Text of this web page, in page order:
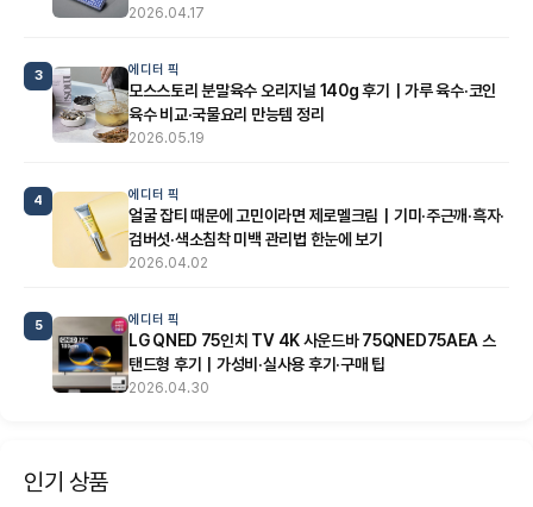
2026.04.17
3 에디터 픽
모스스토리 분말육수 오리지널 140g 후기｜가루 육수·코인
육수 비교·국물요리 만능템 정리
2026.05.19
4 에디터 픽
얼굴 잡티 때문에 고민이라면 제로멜크림｜기미·주근깨·흑자·
검버섯·색소침착 미백 관리법 한눈에 보기
2026.04.02
5 에디터 픽
LG QNED 75인치 TV 4K 사운드바 75QNED75AEA 스
탠드형 후기｜가성비·실사용 후기·구매 팁
2026.04.30
인기 상품